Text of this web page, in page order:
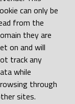
can only be
from the
they are
on and will
track any
while
through
sites.